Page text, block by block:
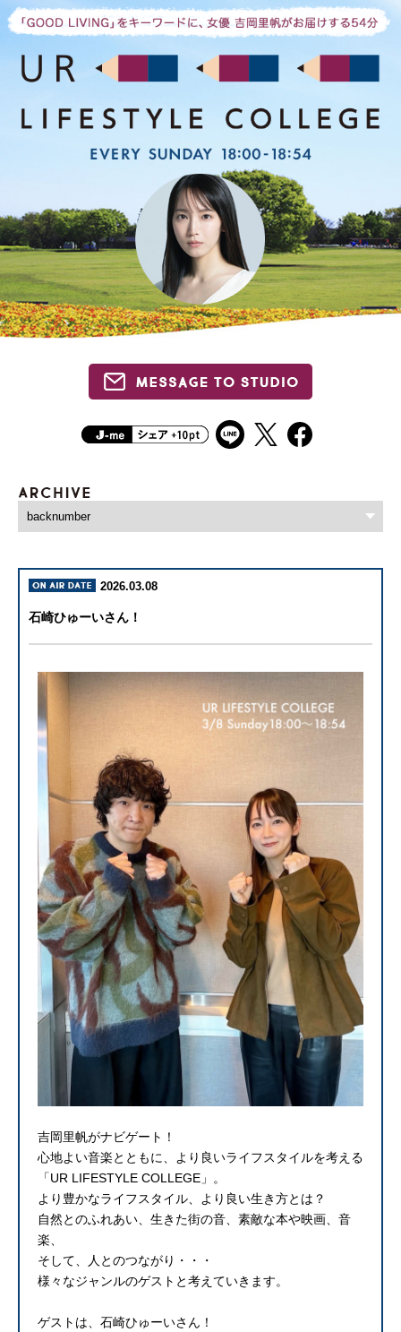
2026.03.08
石崎ひゅーいさん！
吉岡里帆がナビゲート！
心地よい音楽とともに、より良いライフスタイルを考える
「UR LIFESTYLE COLLEGE」。
より豊かなライフスタイル、より良い生き方とは？
自然とのふれあい、生きた街の音、素敵な本や映画、音
楽、
そして、人とのつながり・・・
様々なジャンルのゲストと考えていきます。
ゲストは、石崎ひゅーいさん！